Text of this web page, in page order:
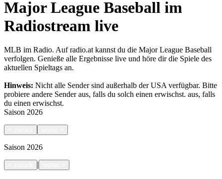
Major League Baseball im
Radiostream live
MLB im Radio. Auf radio.at kannst du die Major League Baseball
verfolgen. Genieße alle Ergebnisse live und höre dir die Spiele des
aktuellen Spieltags an.
Hinweis: Nicht alle Sender sind außerhalb der USA verfügbar. Bitte
probiere andere Sender aus, falls du solch einen erwischst. aus, falls
du einen erwischst.
Saison 2026
Saison 2026
|